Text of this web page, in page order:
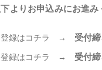
よりお申込みにお進み
登録はコチラ → 受付
登録はコチラ → 受付